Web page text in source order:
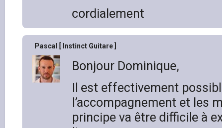
cordialement
Pascal [ Instinct Guitare ]
Bonjour Dominique,
Il est effectivement
l’accompagnement et les
principe va être difficile à